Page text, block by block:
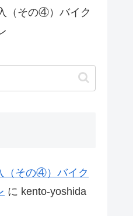
（その④）バイク
（その④）バイク
に kento-yoshida